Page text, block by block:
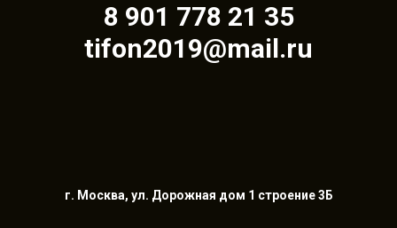
8 901 778 21 35
tifon2019@mail.ru
г. Москва, ул. Дорожная дом 1 строение 3Б